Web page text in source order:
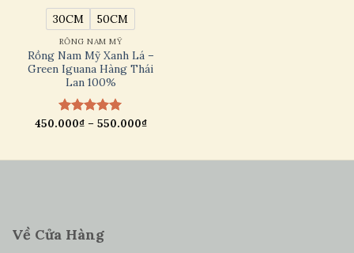
30CM 50CM
RỒNG NAM MỸ
Rồng Nam Mỹ Xanh Lá –
Green Iguana Hàng Thái
Lan 100%
Được xếp
450.000₫ – 550.000₫Khoảng
đến
Về Cửa Hàng